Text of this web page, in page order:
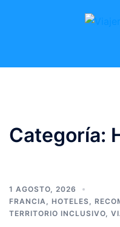
Categoría:
1 AGOSTO, 2026
FRANCIA
HOTELES
TERRITORIO INCLUSIVO